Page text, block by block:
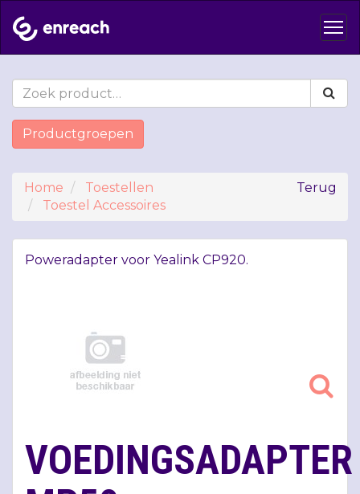
Productgroepen
Terug
Home
Toestellen
Toestel Accessoires
Poweradapter voor Yealink CP920.
VOEDINGSADAPTER